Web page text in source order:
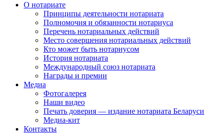
О нотариате
Принципы деятельности нотариата
Полномочия и обязанности нотариуса
Перечень нотариальных действий
Место совершения нотариальных действий
Кто может быть нотариусом
История нотариата
Международный союз нотариата
Награды и премии
Медиа
Фотогалерея
Наши видео
Печать доверия — издание нотариата Беларуси
Медиа-кит
Контакты